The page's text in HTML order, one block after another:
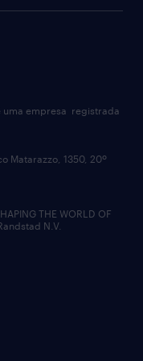
uma empresa registrada
Matarazzo, 1350, 20º
THE WORLD OF
N.V.